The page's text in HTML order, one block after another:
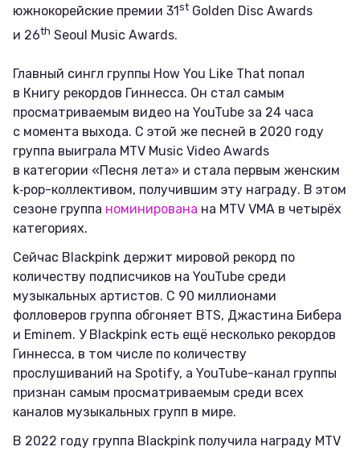
южнокорейские премии 31 st Golden Disc Awards
и 26th Seoul Music Awards.
Главный сингл группы How You Like That попал
в Книгу рекордов Гиннесса. Он стал самым
просматриваемым видео на YouTube за 24 часа
с момента выхода. С этой же песней в 2020 году
группа выиграла MTV Music Video Awards
в категории «Песня лета» и стала первым женским
k‑pop-коллективом, получившим эту награду. В этом
сезоне группа номинирована на MTV VMA в четырёх
категориях.
Сейчас Blackpink держит мировой рекорд по
количеству подписчиков на YouTube среди
музыкальных артистов. С 90 миллионами
фолловеров группа обгоняет BTS, Джастина Бибера
и Eminem. У Blackpink есть ещё несколько рекордов
Гиннесса, в том числе по количеству
прослушиваний на Spotify, а YouTube-канал группы
признан самым просматриваемым среди всех
каналов музыкальных групп в мире.
В 2022 году группа Blackpink получила награду MTV